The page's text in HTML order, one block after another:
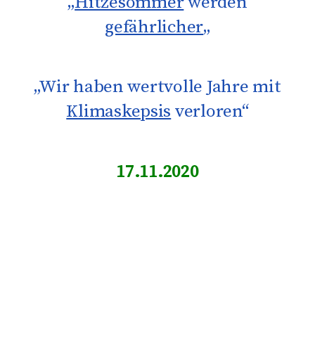
gefährlicher„
„Wir haben wertvolle Jahre mit
Klimaskepsis verloren“
17.11.2020